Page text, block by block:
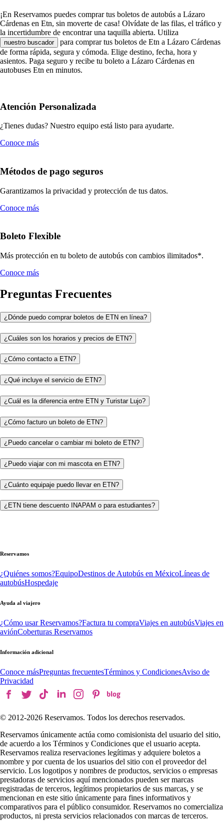
¡En Reservamos puedes comprar tus boletos de autobús a Lázaro
Cárdenas en Etn, sin moverte de casa! Olvídate de las filas, el tráfico y
la incertidumbre de encontrar una taquilla abierta. Utiliza
nuestro buscador
para comprar tus boletos de Etn a Lázaro Cárdenas
de forma rápida, segura y cómoda. Elige destino, fecha, hora y
asientos. Paga seguro y recibe tu boleto a Lázaro Cárdenas en
autobuses Etn en minutos.
Atención Personalizada
¿Tienes dudas? Nuestro equipo está listo para ayudarte.
Conoce más
Métodos de pago seguros
Garantizamos la privacidad y protección de tus datos.
Conoce más
Boleto Flexible
Más protección en tu boleto de autobús con cambios ilimitados*.
Conoce más
Preguntas Frecuentes
¿Dónde puedo comprar boletos de ETN en línea?
¿Cuáles son los horarios y precios de ETN?
¿Cómo contacto a ETN?
¿Qué incluye el servicio de ETN?
¿Cuál es la diferencia entre ETN y Turistar Lujo?
¿Cómo facturo un boleto de ETN?
¿Puedo cancelar o cambiar mi boleto de ETN?
¿Puedo viajar con mi mascota en ETN?
¿Cuánto equipaje puedo llevar en ETN?
¿ETN tiene descuento INAPAM o para estudiantes?
Reservamos
¿Quiénes somos?EquipoDestinos de Autobús en MéxicoLíneas de
autobúsHospedaje
Ayuda al viajero
¿Cómo usar Reservamos?Factura tu compraViajes en autobúsViajes en
aviónCoberturas Reservamos
Información adicional
Conoce másPreguntas frecuentesTérminos y CondicionesAviso de
Privacidad
© 2012-2026 Reservamos. Todos los derechos reservados.
Reservamos únicamente actúa como comisionista del usuario del sitio,
de acuerdo a los Términos y Condiciones que el usuario acepta.
Reservamos realiza reservaciones legítimas y adquiere boletos a
nombre y por cuenta de los usuarios del sitio con el proveedor del
servicio. Los logotipos y nombres de productos, servicios o empresas
prestadoras de servicios aquí mencionados pueden ser marcas
registradas de terceros, legítimos propietarios de sus marcas, y se
mencionan en este sitio únicamente para fines informativos y
comparativos para el público consumidor. Reservamos no comercializa
productos, ni presta servicios relacionados con marcas de terceros.